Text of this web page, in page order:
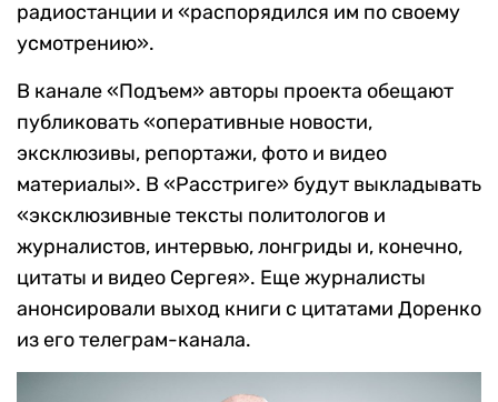
радиостанции и «распорядился им по своему
усмотрению».
В канале «Подъем» авторы проекта обещают
публиковать «оперативные новости,
эксклюзивы, репортажи, фото и видео
материалы». В «Расстриге» будут выкладывать
«эксклюзивные тексты политологов и
журналистов, интервью, лонгриды и, конечно,
цитаты и видео Сергея». Еще журналисты
анонсировали выход книги с цитатами Доренко
из его телеграм-канала.